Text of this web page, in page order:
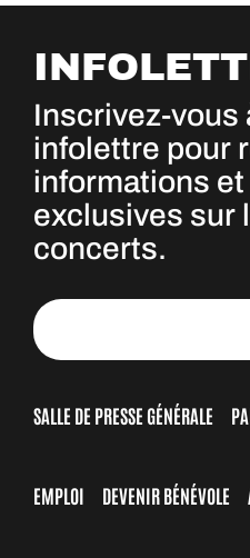
Inscrivez-vous
infolettre pour
informations
exclusives sur
concerts.
SALLE DE PRESSE GÉNÉRALE
EMPLOI DEVENIR BÉNÉVOLE